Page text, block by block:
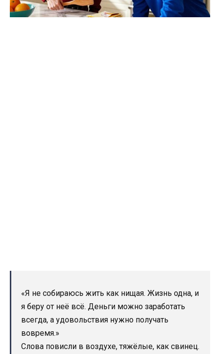
«Я не собираюсь жить как нищая. Жизнь одна, и
я беру от неё всё. Деньги можно заработать
всегда, а удовольствия нужно получать
вовремя.»
Слова повисли в воздухе, тяжёлые, как свинец.